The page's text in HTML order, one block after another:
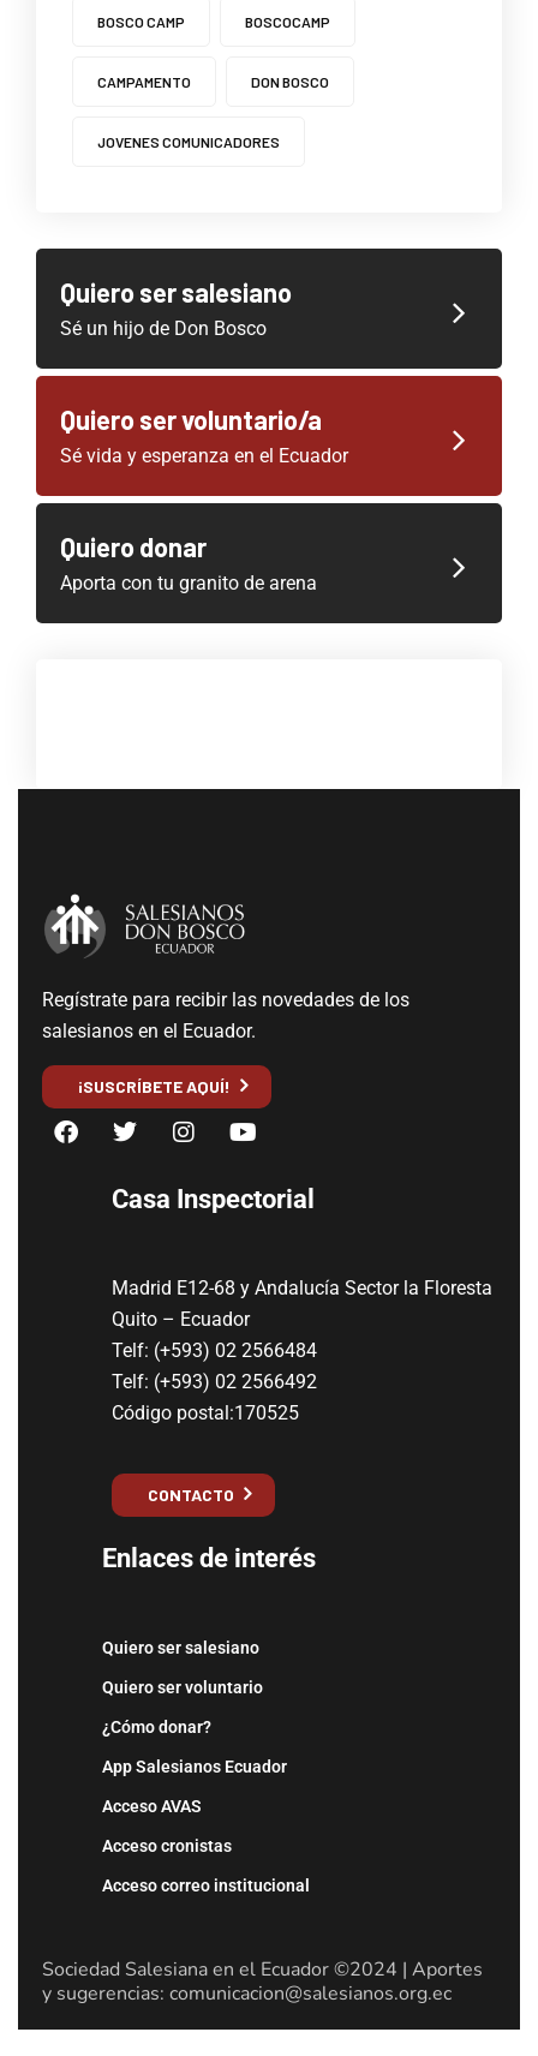
BOSCO CAMP BOSCOCAMP
CAMPAMENTO DON BOSCO
JOVENES COMUNICADORES
Quiero ser salesiano
Sé un hijo de Don Bosco
Quiero ser voluntario/a
Sé vida y esperanza en el Ecuador
Quiero donar
Aporta con tu granito de arena
Regístrate para recibir las novedades de los
salesianos en el Ecuador.
¡SUSCRÍBETE AQUÍ!
Casa Inspectorial
Madrid E12-68 y Andalucía Sector la Floresta
Quito – Ecuador
Telf: (+593) 02 2566484
Telf: (+593) 02 2566492
Código postal:170525
CONTACTO
Enlaces de interés
Quiero ser salesiano
Quiero ser voluntario
¿Cómo donar?
App Salesianos Ecuador
Acceso AVAS
Acceso cronistas
Acceso correo institucional
Sociedad Salesiana en el Ecuador ©2024 | Aportes
y sugerencias: comunicacion@salesianos.org.ec